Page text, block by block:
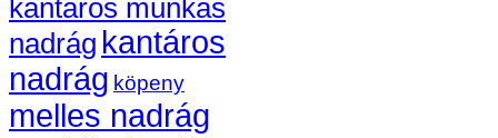
kantáros munkás
nadrág kantáros
nadrág köpeny
melles nadrág